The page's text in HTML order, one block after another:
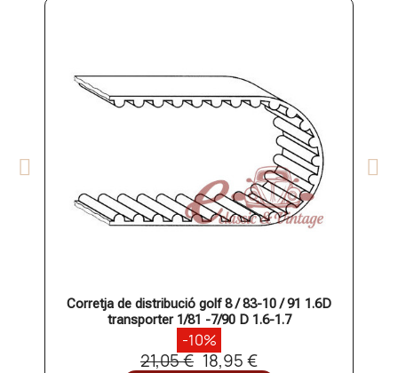
Corretja de distribució golf 8 / 83-10 / 91 1.6D
transporter 1/81 -7/90 D 1.6-1.7
-10%
21,05 € 18,95 €